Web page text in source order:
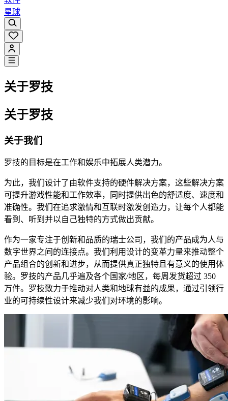
星球
关于罗技
关于罗技
关于我们
罗技的目标是在工作和娱乐中拓展人类潜力。
为此，我们设计了由软件支持的硬件解决方案，这些解决方案
可提升游戏性能和工作效率，同时提供出色的舒适度、速度和
准确性。我们在追求激情和互联时激发创造力，让每个人都能
看到、听到并以自己独特的方式做出贡献。
作为一家专注于创新和品质的瑞士公司，我们的产品成为人与
数字世界之间的连接点。我们利用设计的变革力量来推动整个
产品组合的创新和进步，从而提供真正独特且有意义的使用体
验。罗技的产品几乎遍及各个国家/地区，每周发货超过 350
万件。罗技致力于推动对人类和地球有益的成果，通过引领行
业的可持续性设计来减少我们对环境的影响。